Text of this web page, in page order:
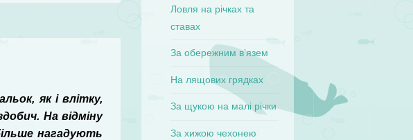
як і влітку,
На відміну
нагадують
Ловля на річках та
ставах
За обережним в’язем
На лящових грядках
За щукою на малі річки
За хижою чехонею